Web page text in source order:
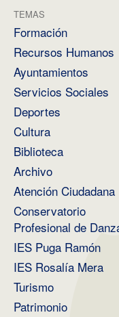
TEMAS
Formación
Recursos Humanos
Ayuntamientos
Servicios Sociales
Deportes
Cultura
Biblioteca
Archivo
Atención Ciudadana
Conservatorio
Profesional de
IES Puga Ramón
IES Rosalía Mera
Turismo
Patrimonio